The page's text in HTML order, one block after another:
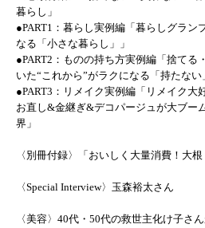
暮らし」
●PART1：暮らし実例編「暮らしグラン
なる「小さな暮らし」」
●PART2：ものの持ち方実例編「捨てる
いた“これから”がラクになる「持たない
●PART3：リメイク実例編「リメイク
お直し&金継ぎ&デコパージュが大ブ
界」
〈別冊付録〉「おいしく大量消費！大根
〈Special Interview〉玉森裕太さん
〈美容〉40代・50代の救世主化け子さ